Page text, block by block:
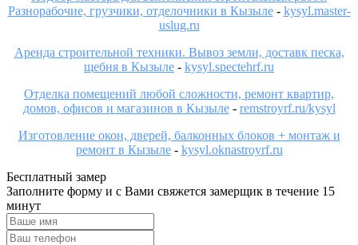
Разнорабочие, грузчики, отделочники в Кызыле- kysyl.master-
uslug.ru
Аренда строительной техники. Вывоз земли, доставк песка,
щебня в Кызыле - kysyl.spectehrf.ru
Отделка помещений любой сложности, ремонт квартир,
домов, офисов и магазинов в Кызыле- remstroyrf.ru/kysyl
Изготовление окон, дверей, балконных блоков + монтаж и
ремонт в Кызыле- kysyl.oknastroyrf.ru
Бесплатный замер
Заполните форму и с Вами свяжется замерщик в течение 15
минут